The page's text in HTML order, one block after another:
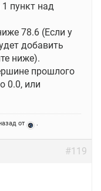
пункт над
78.6 (Если у
добавить
ниже).
прошлого
0.0, или
от .
#119